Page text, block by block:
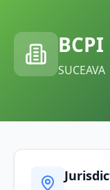
BCPI
SUCEAVA